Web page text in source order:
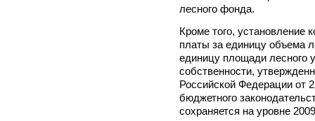
лесного фонда.
Кроме того, установление
платы за единицу объема
единицу площади лесного
собственности,
Российской Федерации от
бюджетного
сохраняется на уровне